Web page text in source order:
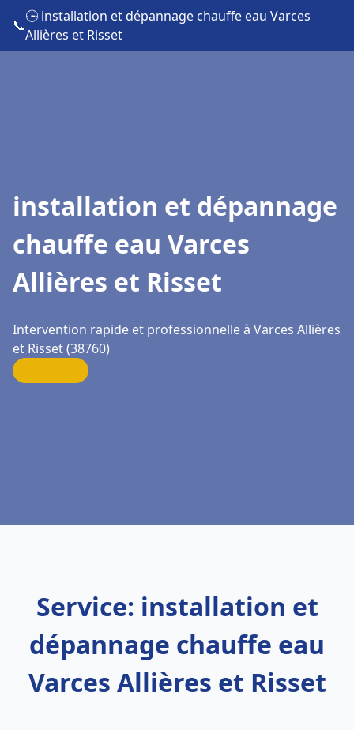
📞
🕒 installation et dépannage chauffe eau Varces
Allières et Risset
installation et dépannage
chauffe eau Varces
Allières et Risset
Intervention rapide et professionnelle à Varces Allières
et Risset (38760)
Service: installation et
dépannage chauffe eau
Varces Allières et Risset